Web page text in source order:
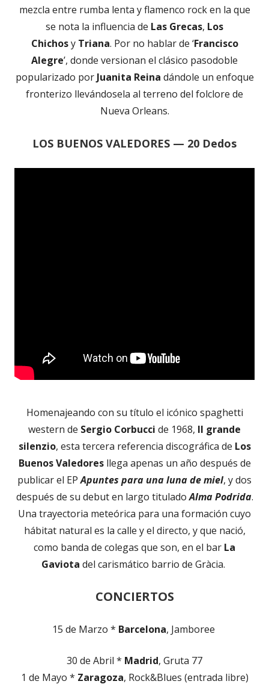
mezcla entre rumba lenta y flamenco rock en la que
se nota la influencia de Las Grecas, Los
Chichosy Triana. Por no hablar de ‘Francisco
Alegre’, donde versionan el clásico pasodoble
popularizado por Juanita Reina dándole un enfoque
fronterizo llevándosela al terreno del folclore de
Nueva Orleans.
LOS BUENOS VALEDORES — 20 Dedos
Homenajeando con su título el icónico spaghetti
western de Sergio Corbucci de 1968, Il grande
silenzio, esta tercera referencia discográfica de Los
Buenos Valedoresllega apenas un año después de
publicar el EPApuntes para una luna de miel, y dos
después de su debut en largo tituladoAlma Podrida.
Una trayectoria meteórica para una formación cuyo
hábitat natural es la calle y el directo, y que nació,
como banda de colegas que son, en el bar La
Gaviota del carismático barrio de Gràcia.
CONCIERTOS
15 de Marzo * Barcelona, Jamboree
30 de Abril * Madrid, Gruta 77
1 de Mayo * Zaragoza, Rock&Blues (entrada libre)